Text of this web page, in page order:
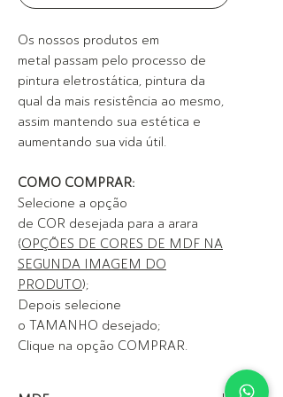
Os nossos produtos em
metal passam pelo processo de
pintura eletrostática, pintura da
qual da mais resistência ao mesmo,
assim mantendo sua estética e
aumentando sua vida útil.
COMO COMPRAR:
Selecione a opção
de COR desejada para a arara
(OPÇÕES DE CORES DE MDF NA
SEGUNDA IMAGEM DO
PRODUTO);
Depois selecione
o TAMANHO desejado;
Clique na opção COMPRAR.